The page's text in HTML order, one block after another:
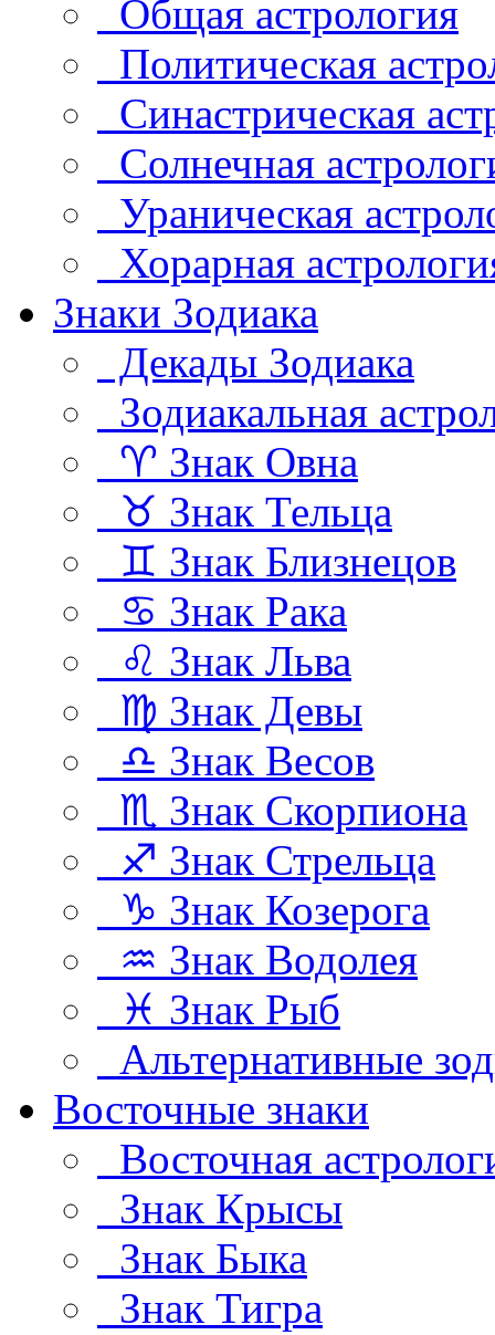
Общая астрология
Политическая
Синастрическая
Солнечная
Ураническая
Хорарная
Знаки Зодиака
Декады Зодиака
Зодиакальная
♈ Знак Овна
♉ Знак Тельца
♊ Знак Близнецов
♋ Знак Рака
♌ Знак Льва
♍ Знак Девы
♎ Знак Весов
♏ Знак Скорпиона
♐ Знак Стрельца
♑ Знак Козерога
♒ Знак Водолея
♓ Знак Рыб
Альтернативные
Восточные знаки
Восточная
Знак Крысы
Знак Быка
Знак Тигра